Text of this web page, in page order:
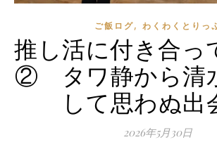
ご飯ログ, わくわくとりっ
推し活に付き合っ
② タワ静から清
して思わぬ出
2026年5月30日